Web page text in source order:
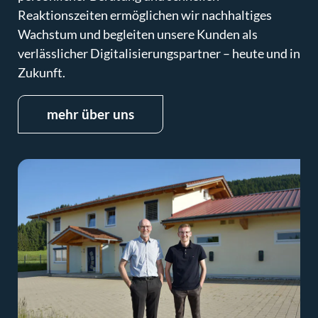
Reaktionszeiten ermöglichen wir nachhaltiges
Wachstum und begleiten unsere Kunden als
verlässlicher Digitalisierungspartner – heute und in
Zukunft.
mehr über uns